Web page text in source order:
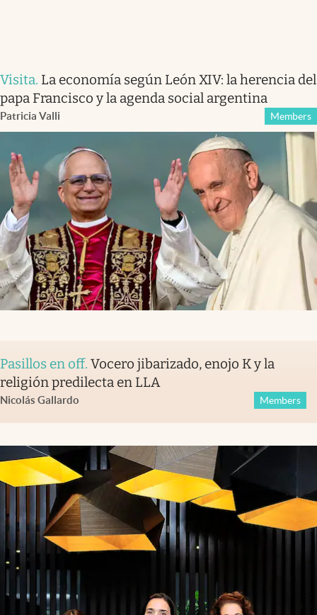
Visita. La economía según León XIV: la herencia del
papa Francisco y la agenda social argentina
Patricia Valli Members
Pasillos en off. Vocero jibarizado, enojo K y la
religión predilecta en LLA
Nicolás Gallardo Members